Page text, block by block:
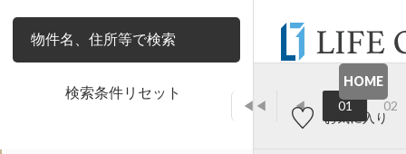
検索条件リセット
HOME
お気に入り
◀◀ ◀ 01 02